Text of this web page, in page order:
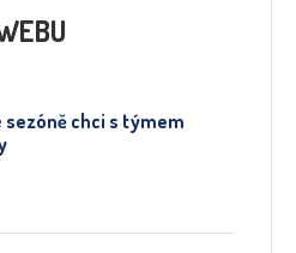
sezóně chci s týmem